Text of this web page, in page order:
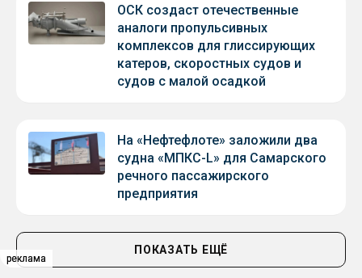
реклама
реклама
реклама
ОСК создаст отечественные
аналоги пропульсивных
комплексов для глиссирующих
катеров, скоростных судов и
судов с малой осадкой
На «Нефтефлоте» заложили два
судна «МПКС-L» для Самарского
речного пассажирского
предприятия
ПОКАЗАТЬ ЕЩЁ